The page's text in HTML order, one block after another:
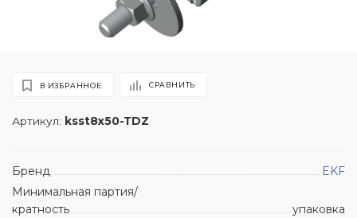
Артикул: ksst8x50-TDZ
В ИЗБРАННОЕ СРАВНИТЬ
Бренд
EKF
Минимальная партия/
кратность
упаковка